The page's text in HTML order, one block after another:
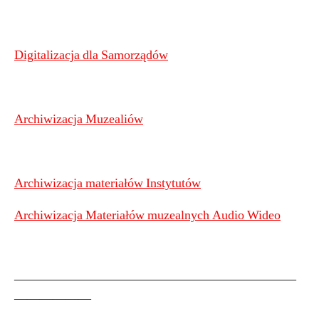
Digitalizacja dla Samorządów
Archiwizacja Muzealiów
Archiwizacja materiałów Instytutów
Archiwizacja Materiałów muzealnych Audio Wideo
——————————————————————
——————